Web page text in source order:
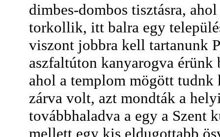
dimbes-dombos tisztásra,
torkollik, itt balra egy
viszont jobbra kell tartanunk
aszfaltúton kanyarogva érünk
ahol a templom mögött tudnk
zárva volt, azt mondták a
továbbhaladva a egy a Szent
mellett egy kis eldugottabb